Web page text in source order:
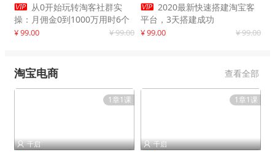
 从0开始玩转淘客社群实
操：月佣金0到1000万用时6个
月
¥ 99.00 ¥ 99.00
 2020最新快速搭建淘宝客
平台，3天搭建成功
¥ 99.00 ¥ 99.00
淘宝电商 查看全部
1章1课
 千启
1章1课
 千启